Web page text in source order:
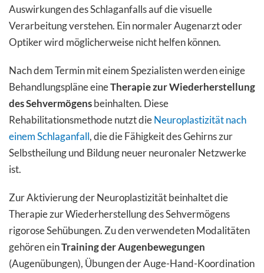
Auswirkungen des Schlaganfalls auf die visuelle
Verarbeitung verstehen. Ein normaler Augenarzt oder
Optiker wird möglicherweise nicht helfen können.
Nach dem Termin mit einem Spezialisten werden einige
Behandlungspläne eineTherapie zur Wiederherstellung
des Sehvermögensbeinhalten. Diese
Rehabilitationsmethode nutzt dieNeuroplastizität nach
einem Schlaganfall, die die Fähigkeit des Gehirns zur
Selbstheilung und Bildung neuer neuronaler Netzwerke
ist.
Zur Aktivierung der Neuroplastizität beinhaltet die
Therapie zur Wiederherstellung des Sehvermögens
rigorose Sehübungen. Zu den verwendeten Modalitäten
gehören einTraining der Augenbewegungen
(Augenübungen), Übungen der Auge-Hand-Koordination